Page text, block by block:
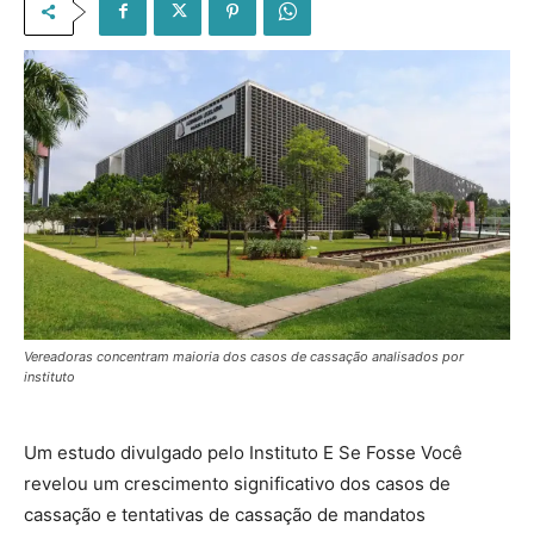
Vereadoras concentram maioria dos casos de cassação analisados por
instituto
Um estudo divulgado pelo Instituto E Se Fosse Você
revelou um crescimento significativo dos casos de
cassação e tentativas de cassação de mandatos